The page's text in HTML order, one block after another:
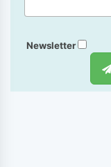
Newsletter